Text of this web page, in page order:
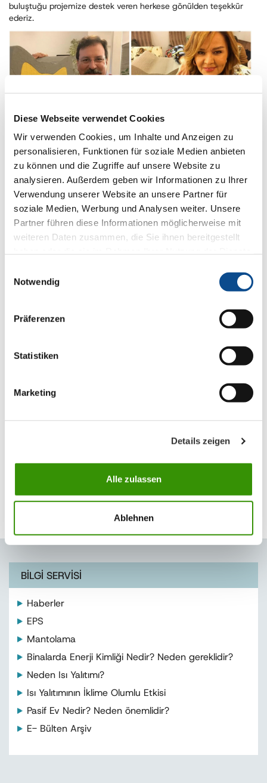
Diese Webseite verwendet Cookies
Wir verwenden Cookies, um Inhalte und Anzeigen zu
personalisieren, Funktionen für soziale Medien anbieten
zu können und die Zugriffe auf unsere Website zu
analysieren. Außerdem geben wir Informationen zu Ihrer
Verwendung unserer Website an unsere Partner für
soziale Medien, Werbung und Analysen weiter. Unsere
Partner führen diese Informationen möglicherweise mit
weiteren Daten zusammen, die Sie ihnen bereitgestellt
Notwendig
Präferenzen
Statistiken
Marketing
Details zeigen
Alle zulassen
Ablehnen
buluştuğu projemize destek veren herkese gönülden teşekkür
ederiz.
BİLGİ SERVİSİ
Haberler
EPS
Mantolama
Binalarda Enerji Kimliği Nedir? Neden gereklidir?
Neden Isı Yalıtımı?
Isı Yalıtımının İklime Olumlu Etkisi
Pasif Ev Nedir? Neden önemlidir?
E- Bülten Arşiv